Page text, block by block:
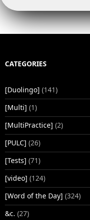
CATEGORIES
[Duolingo] (141)
[Multi] (1)
[MultiPractice] (2)
[PULC] (26)
[Tests] (71)
[video] (124)
[Word of the Day] (324)
&c. (27)